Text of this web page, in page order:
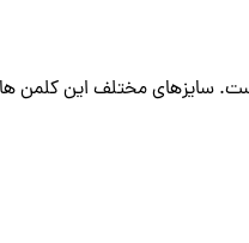
سایزهای مختلف این کلمن ها